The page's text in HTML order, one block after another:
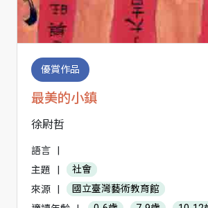
優賞作品
最美的小鎮
徐尉哲
語言
主題
社會
來源
國立臺灣藝術教育館